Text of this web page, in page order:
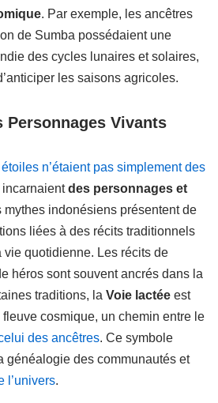
. Par exemple, les ancêtres
de Sumba possédaient une
des cycles lunaires et solaires,
les saisons agricoles.
Personnages Vivants
étoiles n’étaient pas simplement des
incarnaientdes personnages et
mythes indonésiens présentent de
liées à des récits traditionnels
vie quotidienne. Les récits de
héros sont souvent ancrés dans la
traditions, la Voie lactée est
cosmique, un chemin entre le
des ancêtres. Ce symbole
généalogie des communautés et
l’univers.